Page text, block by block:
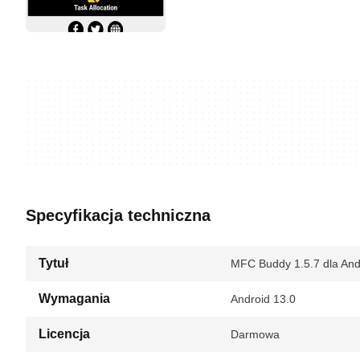
Specyfikacja techniczna
Tytuł MFC Buddy 1.5.7 dla
Wymagania Android 13.0
Licencja Darmowa